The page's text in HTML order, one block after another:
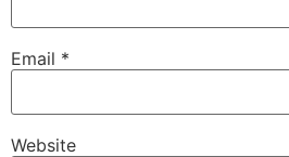
Email *
Website